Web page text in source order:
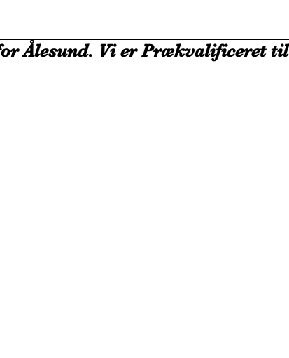
Ålesund. Vi er Prækvalificeret til